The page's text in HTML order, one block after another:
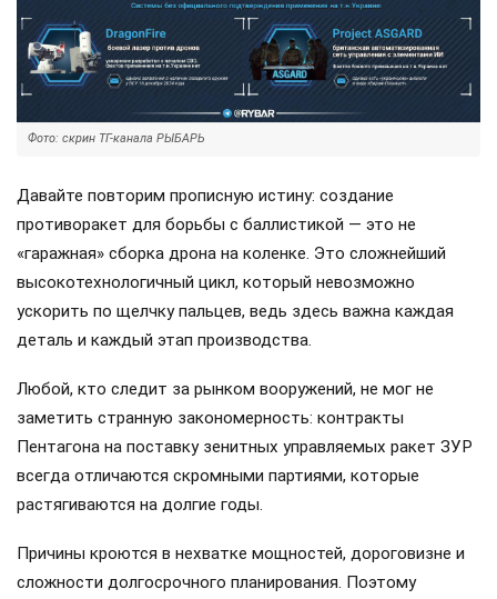
Фото: скрин ТГ-канала РЫБАРЬ
Давайте повторим прописную истину: создание
противоракет для борьбы с баллистикой — это не
«гаражная» сборка дрона на коленке. Это сложнейший
высокотехнологичный цикл, который невозможно
ускорить по щелчку пальцев, ведь здесь важна каждая
деталь и каждый этап производства.
Любой, кто следит за рынком вооружений, не мог не
заметить странную закономерность: контракты
Пентагона на поставку зенитных управляемых ракет ЗУР
всегда отличаются скромными партиями, которые
растягиваются на долгие годы.
Причины кроются в нехватке мощностей, дороговизне и
сложности долгосрочного планирования. Поэтому